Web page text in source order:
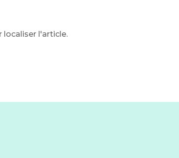
localiser l'article.